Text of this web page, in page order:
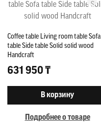
Coffee table Living room table Sofa
table Side table Solid solid wood
Handcraft
631 950 ₸
В корзину
Подробнее о товаре